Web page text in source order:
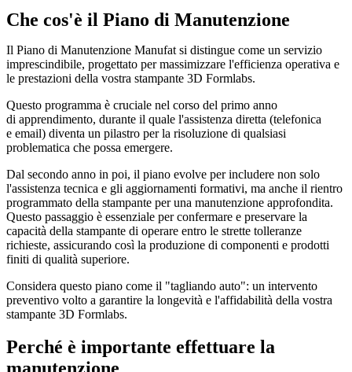
Che cos'è il Piano di Manutenzione
Il Piano di Manutenzione Manufat si distingue come un servizio
imprescindibile, progettato per massimizzare l'efficienza operativa e
le prestazioni della vostra stampante 3D Formlabs.
Questo programma è cruciale nel corso del primo anno
di apprendimento, durante il quale l'assistenza diretta (telefonica
e email) diventa un pilastro per la risoluzione di qualsiasi
problematica che possa emergere.
Dal secondo anno in poi, il piano evolve per includere non solo
l'assistenza tecnica e gli aggiornamenti formativi, ma anche il rientro
programmato della stampante per una manutenzione approfondita.
Questo passaggio è essenziale per confermare e preservare la
capacità della stampante di operare entro le strette tolleranze
richieste, assicurando così la produzione di componenti e prodotti
finiti di qualità superiore.
Considera questo piano come il "tagliando auto": un intervento
preventivo volto a garantire la longevità e l'affidabilità della vostra
stampante 3D Formlabs.
Perché è importante effettuare la